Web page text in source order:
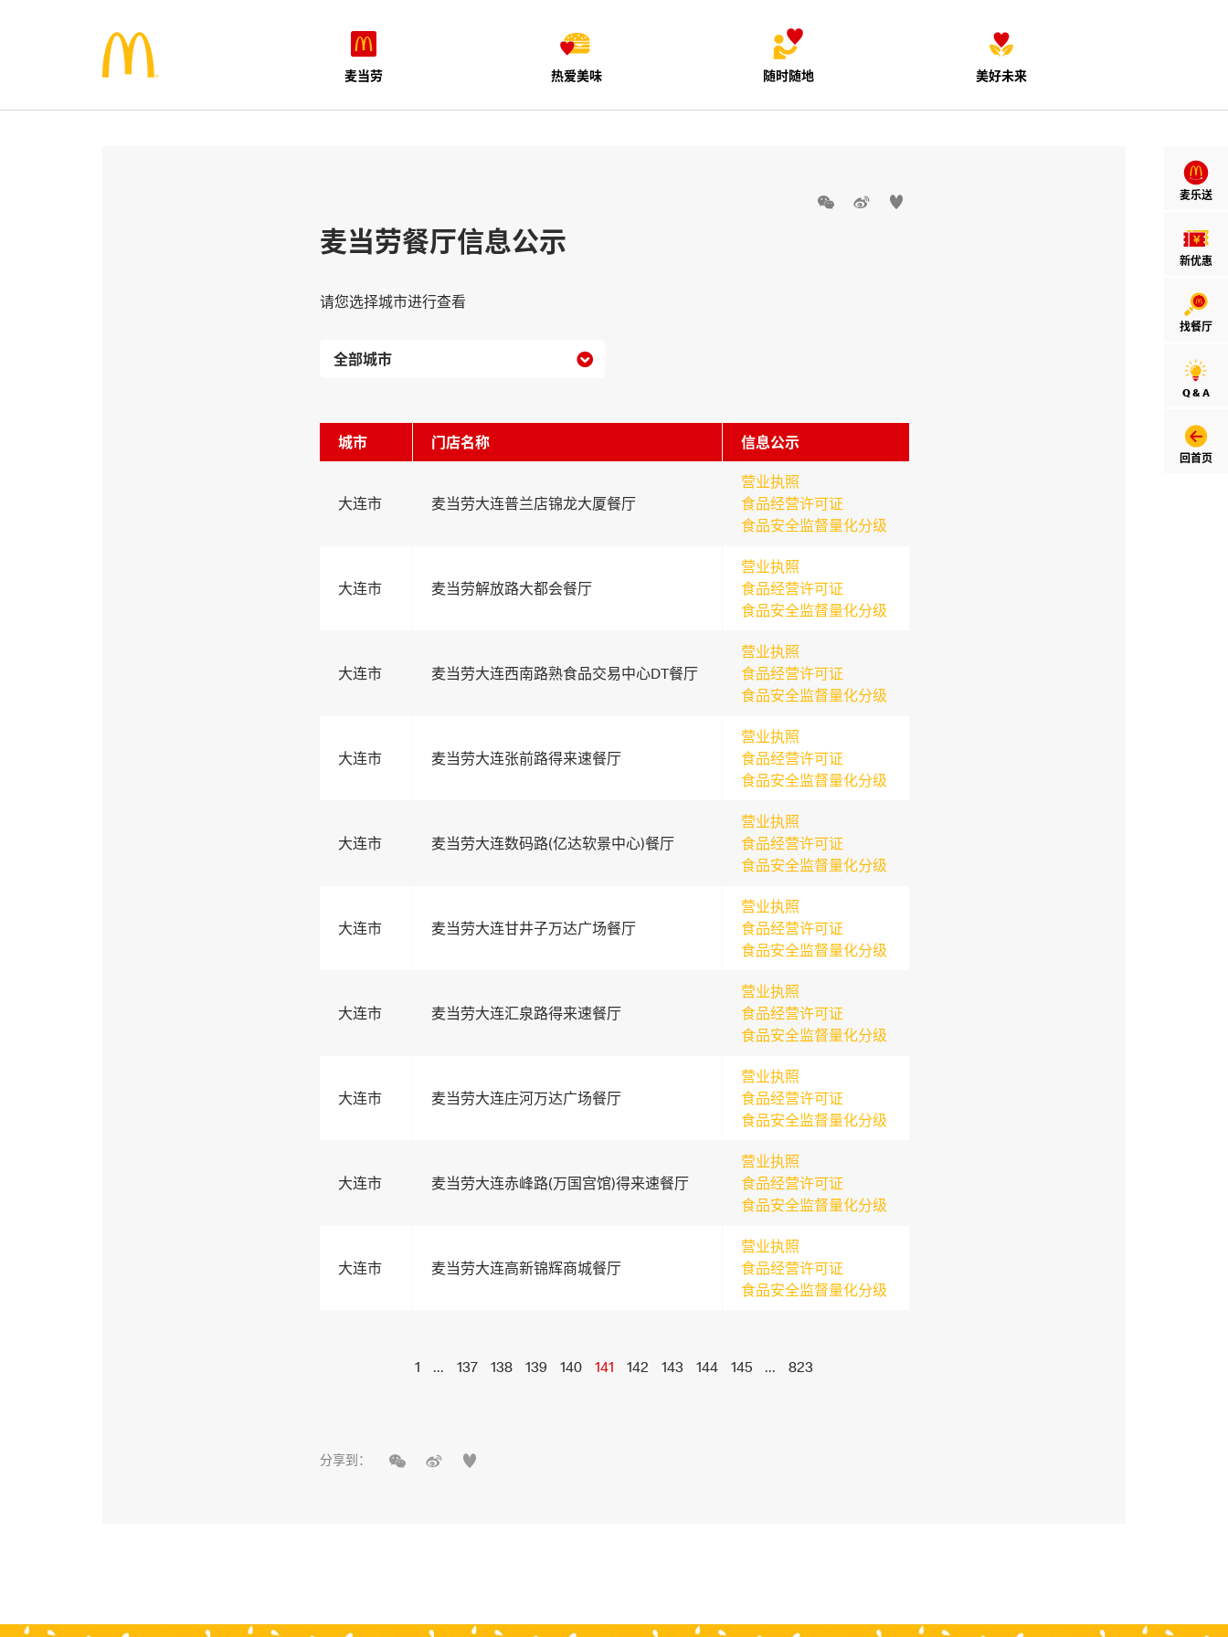
麦当劳 热爱美味 随时随地 美好未来
麦乐送
新优惠
找餐厅
Q & A
回首页
  
麦当劳餐厅信息公示
请您选择城市进行查看

城市 门店名称 信息公示
大连市 麦当劳大连普兰店锦龙大厦餐厅
营业执照
食品经营许可证
食品安全监督量化分级
大连市 麦当劳解放路大都会餐厅
营业执照
食品经营许可证
食品安全监督量化分级
大连市 麦当劳大连西南路熟食品交易中心DT餐厅
营业执照
食品经营许可证
食品安全监督量化分级
大连市 麦当劳大连张前路得来速餐厅
营业执照
食品经营许可证
食品安全监督量化分级
大连市 麦当劳大连数码路(亿达软景中心)餐厅
营业执照
食品经营许可证
食品安全监督量化分级
大连市 麦当劳大连甘井子万达广场餐厅
营业执照
食品经营许可证
食品安全监督量化分级
大连市 麦当劳大连汇泉路得来速餐厅
营业执照
食品经营许可证
食品安全监督量化分级
大连市 麦当劳大连庄河万达广场餐厅
营业执照
食品经营许可证
食品安全监督量化分级
大连市 麦当劳大连赤峰路(万国宫馆)得来速餐厅
营业执照
食品经营许可证
食品安全监督量化分级
大连市 麦当劳大连高新锦辉商城餐厅
营业执照
食品经营许可证
食品安全监督量化分级
1 ... 137 138 139 140 141 142 143 144 145 ... 823
分享到：   